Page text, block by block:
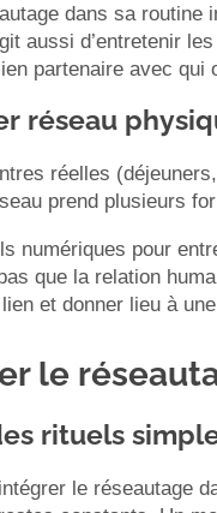
dans sa routine
aussi d’entretenir
partenaire avec qui
réseau
réelles
prend plusieurs
numériques pour
que la relation
et donner lieu à
le
rituels
le réseautage